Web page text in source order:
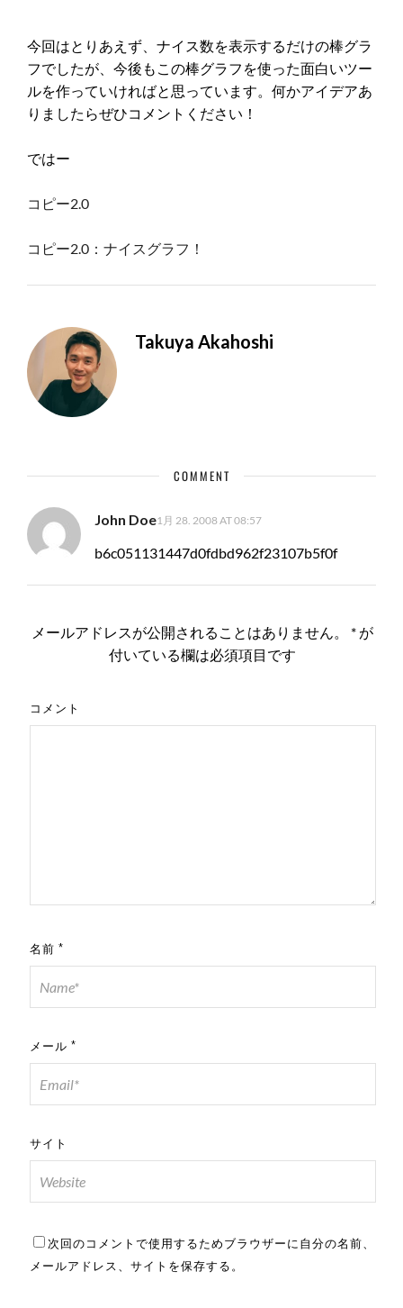
今回はとりあえず、ナイス数を表示するだけの棒グラ
フでしたが、今後もこの棒グラフを使った面白いツー
ルを作っていければと思っています。何かアイデアあ
りましたらぜひコメントください！
ではー
コピー2.0
コピー2.0：ナイスグラフ！
Takuya Akahoshi
COMMENT
John Doe1月 28. 2008 AT 08:57
b6c051131447d0fdbd962f23107b5f0f
メールアドレスが公開されることはありません。 * が
付いている欄は必須項目です
コメント
名前 *
メール *
サイト
次回のコメントで使用するためブラウザーに自分の名前、
メールアドレス、サイトを保存する。